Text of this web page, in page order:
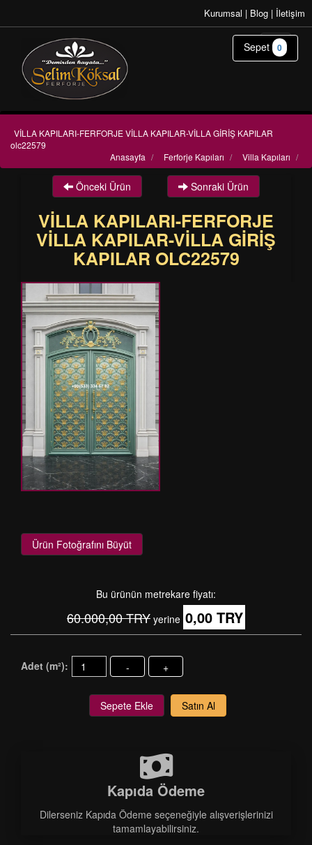
Kurumsal | Blog | İletişim
VİLLA KAPILARI-FERFORJE VİLLA KAPILAR-VİLLA GİRİŞ KAPILAR
olc22579
Villa Kapıları /
Ferforje Kapıları /
Anasayfa /
Önceki Ürün Sonraki Ürün
VİLLA KAPILARI-FERFORJE
VİLLA KAPILAR-VİLLA GİRİŞ
KAPILAR OLC22579
Ürün Fotoğrafını Büyüt
Bu ürünün metrekare fiyatı:
60.000,00 TRY yerine 0,00 TRY
Adet (m²): - +
Sepete Ekle Satın Al
Kapıda Ödeme
Dilerseniz Kapıda Ödeme seçeneğiyle alışverişlerinizi
tamamlayabilirsiniz.
Sepet 0